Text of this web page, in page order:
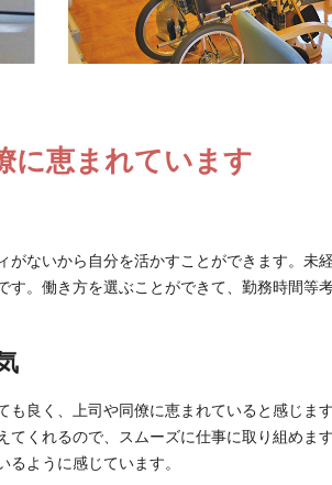
に恵まれています
がないから自分を活かすことができます。未
す。働き方を選ぶことができて、勤務時間等
も良く、上司や同僚に恵まれていると感じま
てくれるので、スムーズに仕事に取り組めま
るように感じています。